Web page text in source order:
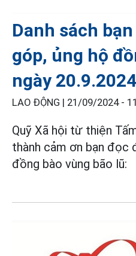
Danh sách
góp, ủng hộ
ngày 20.9.2024
LAO ĐỘNG | 21/09/2024 -
Quỹ Xã hội từ thiện
thành cảm ơn bạn đọc
đồng bào vùng bão lũ: